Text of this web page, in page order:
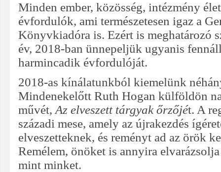
Minden ember, közösség, intézmény
évfordulók, ami természetesen igaz a
Könyvkiadóra is. Ezért is meghatározó
év, 2018-ban ünnepeljük ugyanis
harmincadik évfordulóját.
2018-as kínálatunkból kiemelünk
Mindenekelőtt Ruth Hogan külföldön
művét, Az elveszett tárgyak őrzőjét. A
századi mese, amely az újrakezdés
elveszetteknek, és reményt ad az örök
Remélem, önöket is annyira
mint minket.